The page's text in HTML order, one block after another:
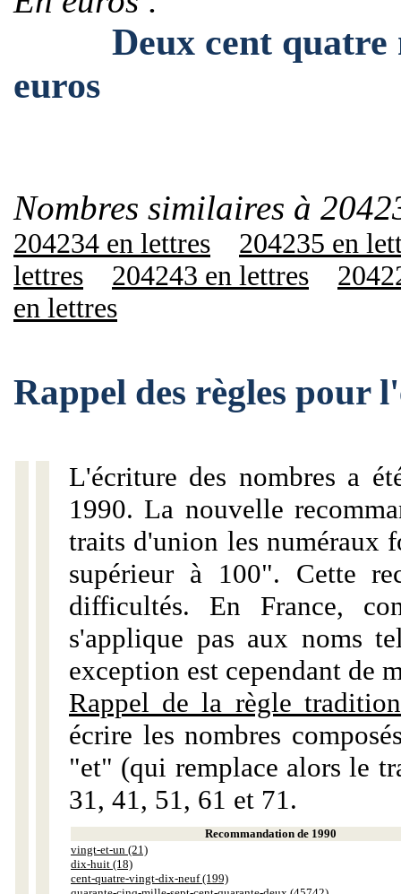
Deux cent quatre
euros
Nombres similaires à
204234 en lettres
204235 en
lettres
204243 en lettres
en lettres
Rappel des règles pour
L'écriture des nombres a
1990. La nouvelle
traits d'union les numéraux
supérieur à 100". Cette
difficultés. En France,
s'applique pas aux noms
exception est cependant de
Rappel de la règle
écrire les nombres
"et" (qui remplace alors le
31, 41, 51, 61 et 71.
Recommandation de 1990
vingt-et-un (21)
dix-huit (18)
cent-quatre-vingt-dix-neuf (199)